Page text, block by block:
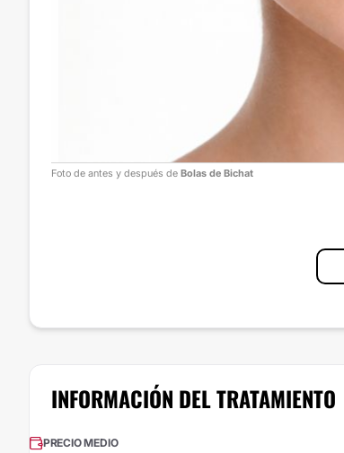
Foto de antes y después de Bolas de Bichat
INFORMACIÓN DEL TRATAMIENTO
PRECIO MEDIO